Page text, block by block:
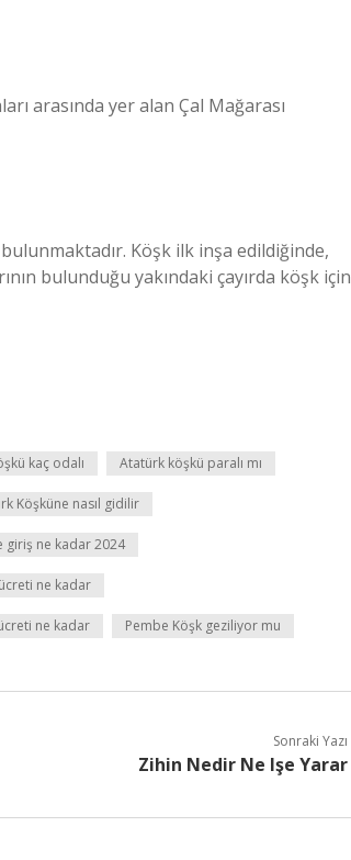
arasında yer alan Çal Mağarası
Köşk ilk inşa edildiğinde,
bulunduğu yakındaki çayırda köşk için
kaç odalı Atatürk köşkü paralı mı
Köşküne nasıl gidilir
giriş ne kadar 2024
ne kadar
ne kadar Pembe Köşk geziliyor mu
Sonraki Yazı
Zihin Nedir Ne Işe Yarar